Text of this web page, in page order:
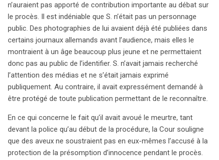
n’auraient pas apporté de contribution importante au débat sur
le procès. Il est indéniable que S. n’était pas un personnage
public. Des photographies de lui avaient déjà été publiées dans
certains journaux allemands avant l’audience, mais elles le
montraient à un âge beaucoup plus jeune et ne permettaient
donc pas au public de l’identifier. S. n’avait jamais recherché
l’attention des médias et ne s’était jamais exprimé
publiquement. Au contraire, il avait expressément demandé à
être protégé de toute publication permettant de le reconnaître.
En ce qui concerne le fait qu’il avait avoué le meurtre, tant
devant la police qu’au début de la procédure, la Cour souligne
que des aveux ne soustraient pas en eux-mêmes l’accusé à la
protection de la présomption d’innocence pendant le procès.